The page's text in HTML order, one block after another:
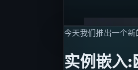
今天我们推出一个新
实例嵌入